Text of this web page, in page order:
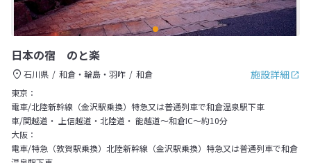
日本の宿 のと楽
施設詳細
石川県 和倉・輪島・羽咋
和倉
東京：
電車/北陸新幹線（金沢駅乗換）特急又は普通列車で和倉温泉駅下車
車/関越道・ 上信越道・北陸道・ 能越道～和倉IC～約10分
大阪：
電車/特急（敦賀駅乗換）北陸新幹線（金沢駅乗換）特急又は普通列車で和倉